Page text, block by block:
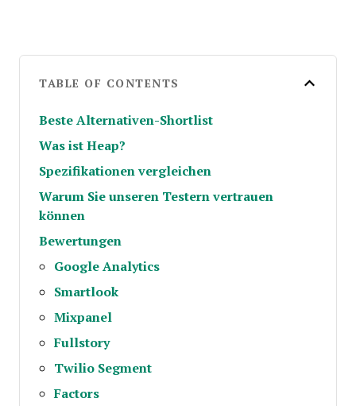
TABLE OF CONTENTS
Beste Alternativen-Shortlist
Was ist Heap?
Spezifikationen vergleichen
Warum Sie unseren Testern vertrauen
können
Bewertungen
Google Analytics
Smartlook
Mixpanel
Fullstory
Twilio Segment
Factors